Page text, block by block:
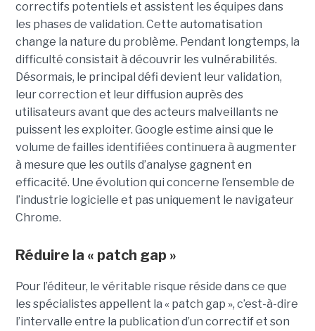
correctifs potentiels et assistent les équipes dans
les phases de validation. Cette automatisation
change la nature du problème. Pendant longtemps, la
difficulté consistait à découvrir les vulnérabilités.
Désormais, le principal défi devient leur validation,
leur correction et leur diffusion auprès des
utilisateurs avant que des acteurs malveillants ne
puissent les exploiter. Google estime ainsi que le
volume de failles identifiées continuera à augmenter
à mesure que les outils d’analyse gagnent en
efficacité. Une évolution qui concerne l’ensemble de
l’industrie logicielle et pas uniquement le navigateur
Chrome.
Réduire la « patch gap »
Pour l’éditeur, le véritable risque réside dans ce que
les spécialistes appellent la « patch gap », c’est-à-dire
l’intervalle entre la publication d’un correctif et son